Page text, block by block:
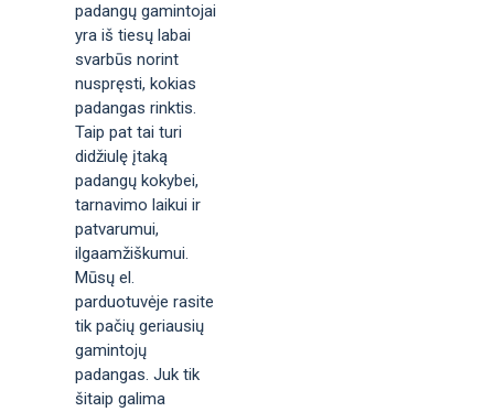
padangų gamintojai
yra iš tiesų labai
svarbūs norint
nuspręsti, kokias
padangas rinktis.
Taip pat tai turi
didžiulę įtaką
padangų kokybei,
tarnavimo laikui ir
patvarumui,
ilgaamžiškumui.
Mūsų el.
parduotuvėje rasite
tik pačių geriausių
gamintojų
padangas. Juk tik
šitaip galima